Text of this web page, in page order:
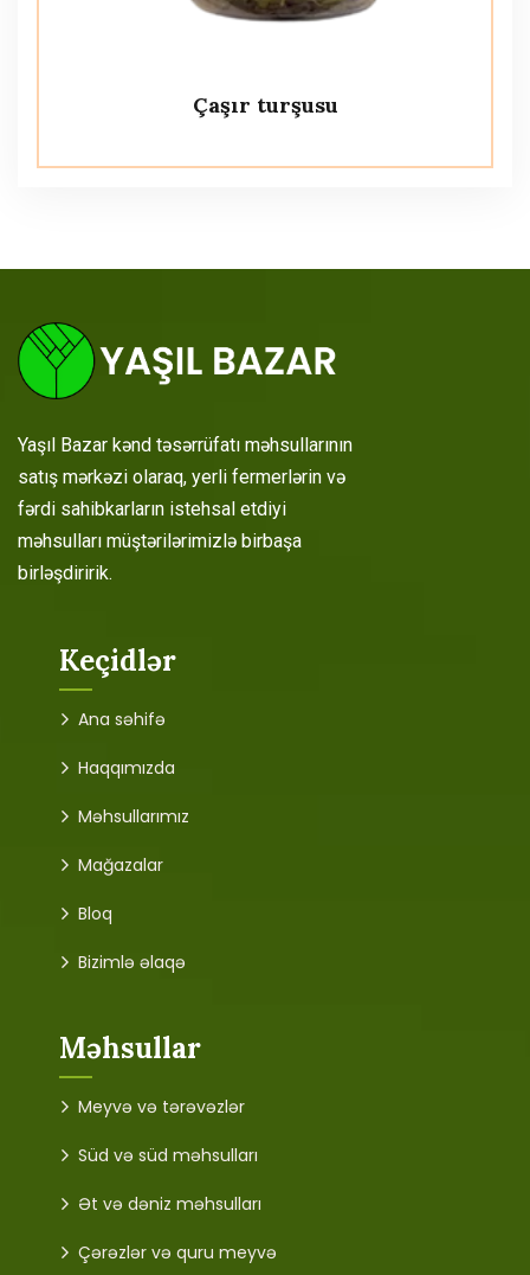
Çaşır turşusu
Yaşıl Bazar kənd təsərrüfatı məhsullarının
satış mərkəzi olaraq, yerli fermerlərin və
fərdi sahibkarların istehsal etdiyi
məhsulları müştərilərimizlə birbaşa
birləşdiririk.
Keçidlər
Ana səhifə
Haqqımızda
Məhsullarımız
Mağazalar
Bloq
Bizimlə əlaqə
Məhsullar
Meyvə və tərəvəzlər
Süd və süd məhsulları
Ət və dəniz məhsulları
Çərəzlər və quru meyvə